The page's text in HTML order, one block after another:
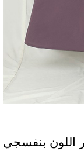
اللون بنفسجي